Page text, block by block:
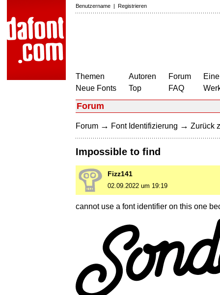
Benutzername | Registrieren
Themen
Neue Fonts
Autoren
Top
Forum
FAQ
Forum
Forum → Font Identifizierung → Zurück
Impossible to find
Fizz141
02.09.2022 um 19:19
cannot use a font identifier on this one